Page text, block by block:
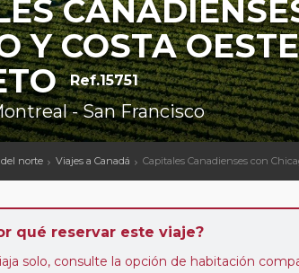
Y COSTA
Ref.15751
- San Francisco
norte Viajes a Canadá Capitales Canadienses con
qué reservar este viaje?
solo, consulte la opción de habitación